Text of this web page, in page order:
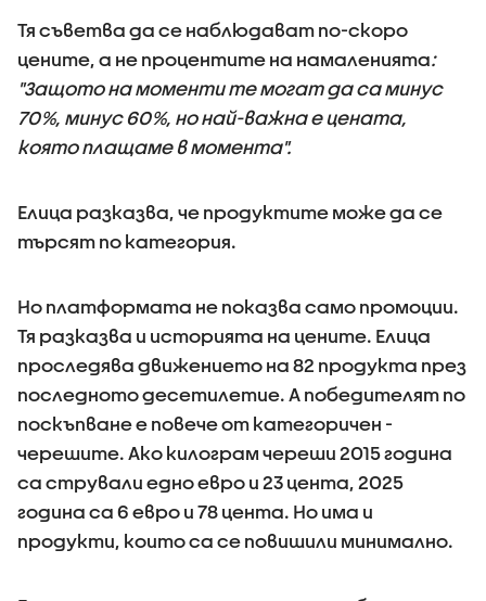
Тя съветва да се наблюдават по-скоро
цените, а не процентите на намаленията:
"Защото на моменти те могат да са минус
70%, минус 60%, но най-важна е цената,
която плащаме в момента".
Елица разказва, че продуктите може да се
търсят по категория.
Но платформата не показва само промоции.
Тя разказва и историята на цените. Елица
проследява движението на 82 продукта през
последното десетилетие. А победителят по
поскъпване е повече от категоричен -
черешите. Ако килограм череши 2015 година
са стрували едно евро и 23 цента, 2025
година са 6 евро и 78 цента. Но има и
продукти, които са се повишили минимално.